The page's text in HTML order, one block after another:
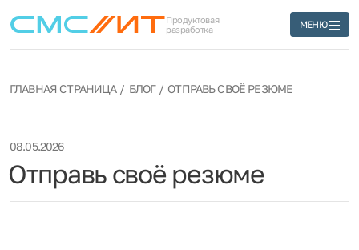
Продуктовая
разработка
МЕНЮ
ГЛАВНАЯ СТРАНИЦА БЛОГ ОТПРАВЬ СВОЁ РЕЗЮМЕ
Отправь своё резюме
08.05.2026